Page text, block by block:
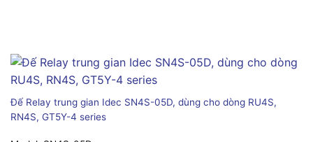
Đế Relay trung gian Idec SN4S-05D, dùng cho dòng RU4S,
RN4S, GT5Y-4 series